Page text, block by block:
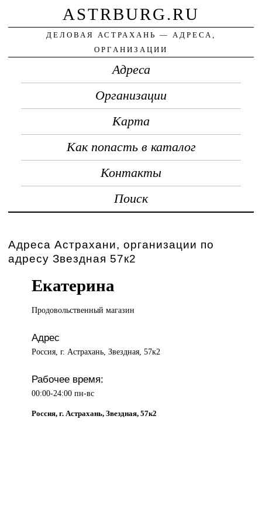
ASTRBURG.RU
ДЕЛОВАЯ АСТРАХАНЬ — АДРЕСА,
ОРГАНИЗАЦИИ
Адреса
Организации
Карта
Как попасть в каталог
Контакты
Поиск
Адреса Астрахани, организации по
адресу Звездная 57к2
Екатерина
Продовольственный магазин
Адрес
Россия, г. Астрахань, Звездная, 57к2
Рабочее время:
00:00-24:00 пн-вс
Россия, г. Астрахань, Звездная, 57к2